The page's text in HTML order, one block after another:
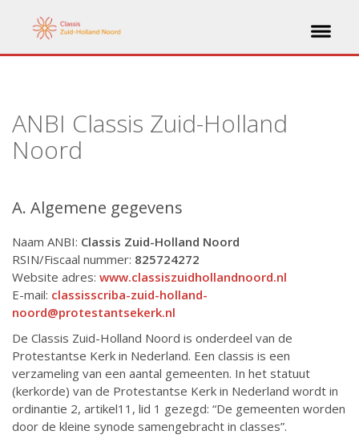
ANBI Classis Zuid-Holland
Noord
A. Algemene gegevens
Naam ANBI: Classis Zuid-Holland Noord
RSIN/Fiscaal nummer: 825724272
Website adres: www.classiszuidhollandnoord.nl
E-mail: classisscriba-zuid-holland-
noord@protestantsekerk.nl
De Classis Zuid-Holland Noord is onderdeel van de
Protestantse Kerk in Nederland. Een classis is een
verzameling van een aantal gemeenten. In het statuut
(kerkorde) van de Protestantse Kerk in Nederland wordt in
ordinantie 2, artikel11, lid 1 gezegd: “De gemeenten worden
door de kleine synode samengebracht in classes”.